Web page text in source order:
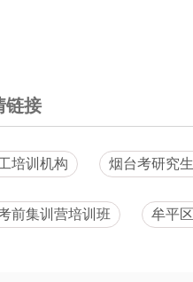
链接
培训机构 烟台考研究
前集训营培训班 牟平